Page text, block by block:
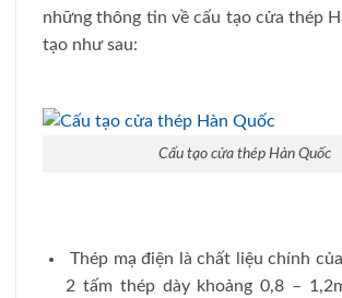
những thông tin về cấu tạo cửa thép
tạo như sau:
Cấu tạo cửa thép Hàn Quốc
Thép mạ điện là chất liệu chính
2 tấm thép dày khoảng 0,8 –